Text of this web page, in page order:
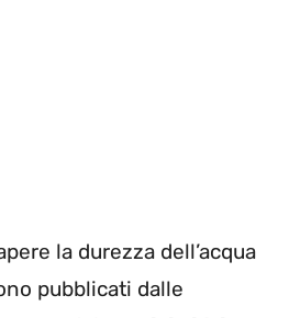
la durezza dell’acqua
pubblicati dalle